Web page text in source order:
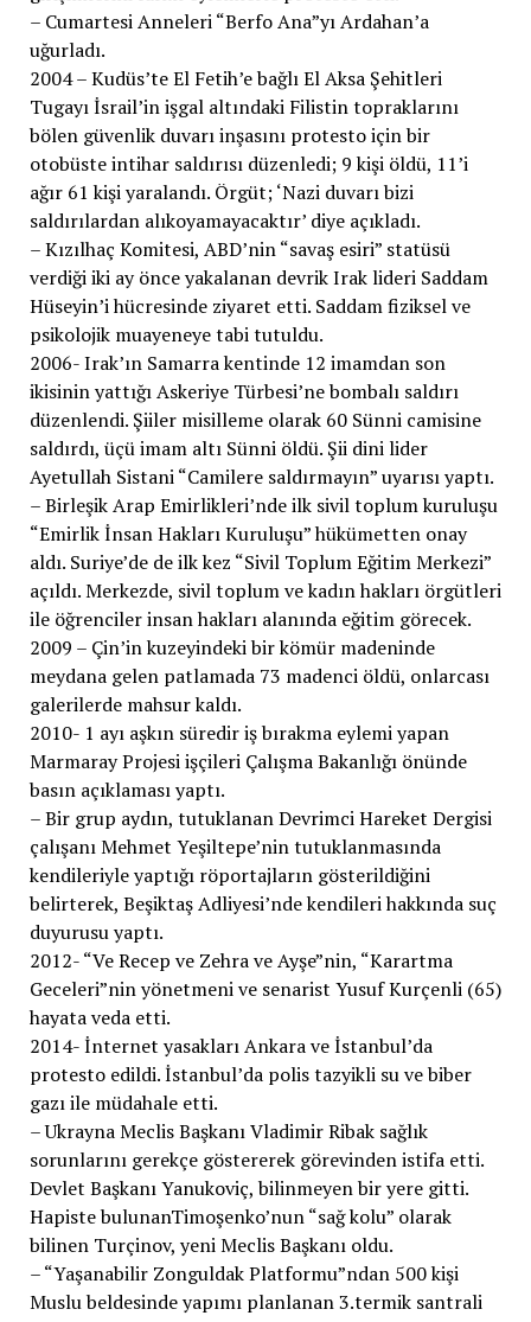
– Cumartesi Anneleri “Berfo Ana”yı Ardahan’a
uğurladı.
2004 – Kudüs’te El Fetih’e bağlı El Aksa Şehitleri
Tugayı İsrail’in işgal altındaki Filistin topraklarını
bölen güvenlik duvarı inşasını protesto için bir
otobüste intihar saldırısı düzenledi; 9 kişi öldü, 11’i
ağır 61 kişi yaralandı. Örgüt; ‘Nazi duvarı bizi
saldırılardan alıkoyamayacaktır’ diye açıkladı.
– Kızılhaç Komitesi, ABD’nin “savaş esiri” statüsü
verdiği iki ay önce yakalanan devrik Irak lideri Saddam
Hüseyin’i hücresinde ziyaret etti. Saddam fiziksel ve
psikolojik muayeneye tabi tutuldu.
2006- Irak’ın Samarra kentinde 12 imamdan son
ikisinin yattığı Askeriye Türbesi’ne bombalı saldırı
düzenlendi. Şiiler misilleme olarak 60 Sünni camisine
saldırdı, üçü imam altı Sünni öldü. Şii dini lider
Ayetullah Sistani “Camilere saldırmayın” uyarısı yaptı.
– Birleşik Arap Emirlikleri’nde ilk sivil toplum kuruluşu
“Emirlik İnsan Hakları Kuruluşu” hükümetten onay
aldı. Suriye’de de ilk kez “Sivil Toplum Eğitim Merkezi”
açıldı. Merkezde, sivil toplum ve kadın hakları örgütleri
ile öğrenciler insan hakları alanında eğitim görecek.
2009 – Çin’in kuzeyindeki bir kömür madeninde
meydana gelen patlamada 73 madenci öldü, onlarcası
galerilerde mahsur kaldı.
2010- 1 ayı aşkın süredir iş bırakma eylemi yapan
Marmaray Projesi işçileri Çalışma Bakanlığı önünde
basın açıklaması yaptı.
– Bir grup aydın, tutuklanan Devrimci Hareket Dergisi
çalışanı Mehmet Yeşiltepe’nin tutuklanmasında
kendileriyle yaptığı röportajların gösterildiğini
belirterek, Beşiktaş Adliyesi’nde kendileri hakkında suç
duyurusu yaptı.
2012- “Ve Recep ve Zehra ve Ayşe”nin, “Karartma
Geceleri”nin yönetmeni ve senarist Yusuf Kurçenli (65)
hayata veda etti.
2014- İnternet yasakları Ankara ve İstanbul’da
protesto edildi. İstanbul’da polis tazyikli su ve biber
gazı ile müdahale etti.
– Ukrayna Meclis Başkanı Vladimir Ribak sağlık
sorunlarını gerekçe göstererek görevinden istifa etti.
Devlet Başkanı Yanukoviç, bilinmeyen bir yere gitti.
Hapiste bulunanTimoşenko’nun “sağ kolu” olarak
bilinen Turçinov, yeni Meclis Başkanı oldu.
– “Yaşanabilir Zonguldak Platformu”ndan 500 kişi
Muslu beldesinde yapımı planlanan 3.termik santrali